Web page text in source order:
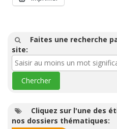
Faites une recherche
site:
Cliquez sur l'une des
nos dossiers thématiques: